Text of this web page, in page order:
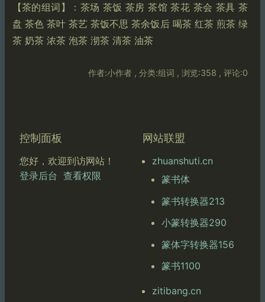
【茶的组词】：茶场 茶饭 茶房 茶馆 茶花 茶会 茶具 茶
盘 茶色 茶叶 茶艺 茶饭不思 茶余饭后 喝茶 红茶 煎茶 绿
茶 奶茶 浓茶 泡茶 沏茶 清茶 油茶
作者:小作者 , 分类:组词 , 浏览:358 , 评论:0
控制面板
您好，欢迎到访网站！
登录后台 查看权限
网站联盟
zhuanshuti.cn
篆书体
篆书转换器213
小篆转换器290
篆体字转换器156
篆书1100
zitibang.cn